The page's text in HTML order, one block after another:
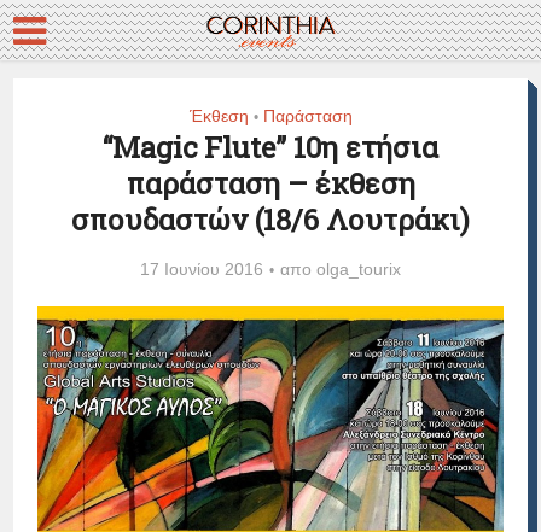
Έκθεση • Παράσταση
“Magic Flute” 10η ετήσια
παράσταση – έκθεση
σπουδαστών (18/6 Λουτράκι)
17 Ιουνίου 2016 απο olga_tourix